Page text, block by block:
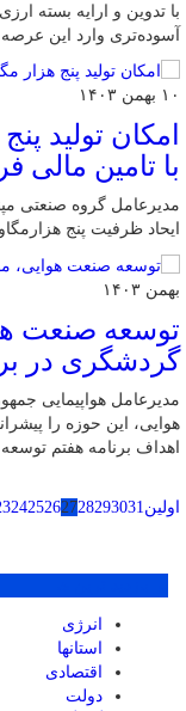
با تدوین و ارایه بسته
آسوده‌تری وارد این
۱۰ بهمن ۱۴۰۳
امکان تولید
با تامین مالی
مدیرعامل گروه صنعتی
ایحاد ظرفیت پنج
بهمن ۱۴۰۳
توسعه صنعت
گردشگری در
مدیرعامل هواپیمایی
هوایی، این حوزه را
اهداف برنامه هفتم
اولین 2425262728293031
انرژی
استانها
اقتصادی
دولت